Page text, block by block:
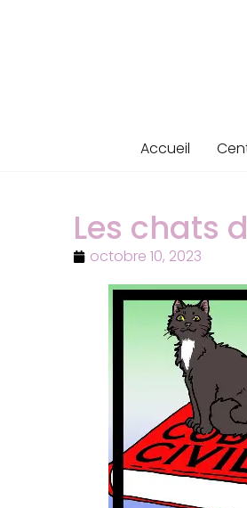
Accueil
Les chats
octobre 10, 2023